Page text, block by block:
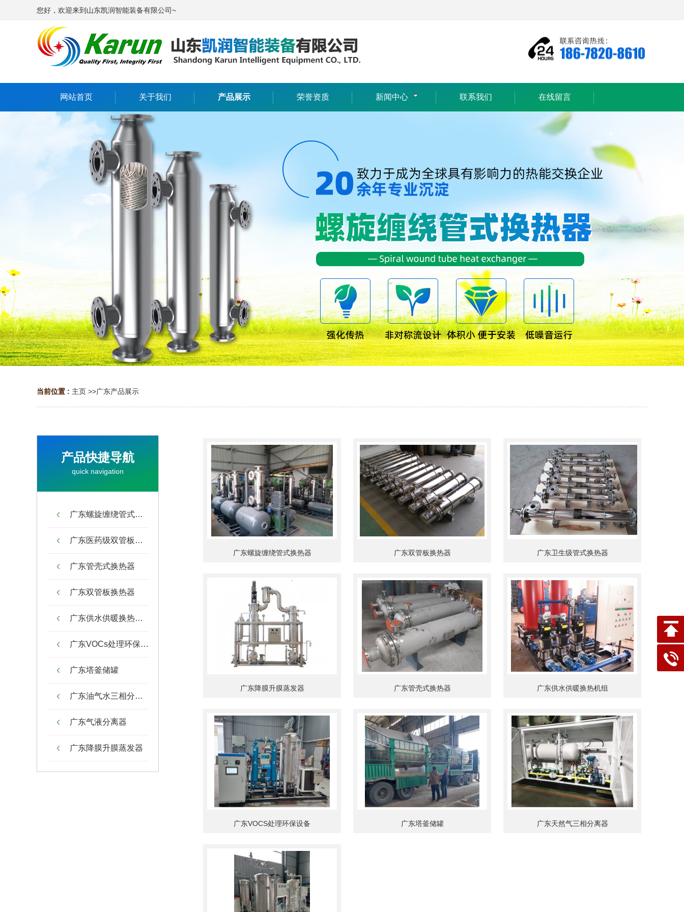
您好，欢迎来到山东凯润智能装备有限公司~
网站首页 关于我们 产品展示 荣誉资质 新闻中心 联系我们 在线留言
当前位置 : 主页 >>广东产品展示
产品快捷导航
quick navigation
广东螺旋缠绕管式换热器
广东医药级双管板换热器
广东管壳式换热器
广东双管板换热器
广东供水供暖换热机组
广东VOCs处理环保设备
广东塔釜储罐
广东油气水三相分离器
广东气液分离器
广东降膜升膜蒸发器
广东螺旋缠绕管式换热器 广东双管板换热器 广东卫生级管式换热器
广东降膜升膜蒸发器 广东管壳式换热器 广东供水供暖换热机组
广东VOCS处理环保设备 广东塔釜储罐 广东天然气三相分离器